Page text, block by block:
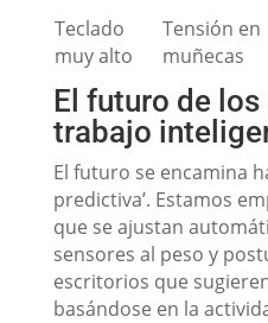
Teclado
muy alto
Tensión en
muñecas
El futuro de
trabajo
El futuro se encamina
predictiva’. Estamos
que se ajustan
sensores al peso y
escritorios que
basándose en la